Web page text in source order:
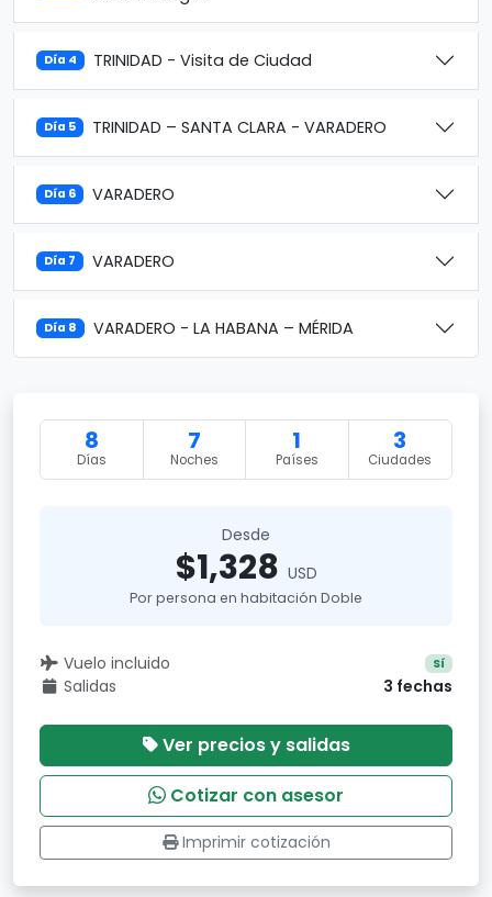
Día 4 TRINIDAD - Visita de Ciudad
Día 5 TRINIDAD – SANTA CLARA - VARADERO
Día 6 VARADERO
Día 7 VARADERO
Día 8 VARADERO - LA HABANA – MÉRIDA
8
Días
7
Noches
1
Países
3
Ciudades
Desde
$1,328 USD
Por persona en habitación Doble
Vuelo incluido Sí
Salidas 3 fechas
Ver precios y salidas
Cotizar con asesor
Imprimir cotización